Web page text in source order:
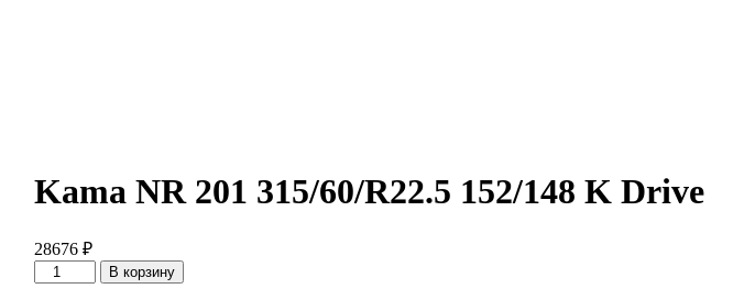
Kama NR 201 315/60/R22.5 152/148 K Drive
28676 ₽
Количество
товара
В корзину